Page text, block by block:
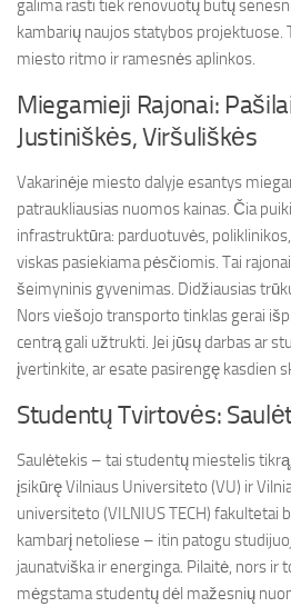
galima rasti tiek renovuotų butų
kambarių naujos statybos projektuose.
miesto ritmo ir ramesnės aplinkos.
Miegamieji Rajonai:
Justiniškės, Viršuliškės
Vakarinėje miesto dalyje esantys
patraukliausias nuomos kainas. Čia
infrastruktūra: parduotuvės,
viskas pasiekiama pėsčiomis. Tai
šeimyninis gyvenimas. Didžiausias
Nors viešojo transporto tinklas gerai
centrą gali užtrukti. Jei jūsų darbas ar
įvertinkite, ar esate pasirengę kasdien
Studentų Tvirtovės:
Saulėtekis – tai studentų miestelis
įsikūrę Vilniaus Universiteto (VU) ir
universiteto (VILNIUS TECH) fakultetai
kambarį netoliese – itin patogu
jaunatviška ir energinga. Pilaitė, nors ir
mėgstama studentų dėl mažesnių